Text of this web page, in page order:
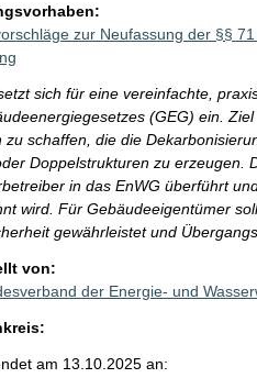
zur Neufassung der §§
sich für eine vereinfachte,
(GEG) ein.
zu schaffen, die die
Doppelstrukturen zu erzeugen.
in das EnWG überführt
wird. Für Gebäudeeigentümer
gewährleistet und
von:
der Energie- und
am 13.10.2025 an: